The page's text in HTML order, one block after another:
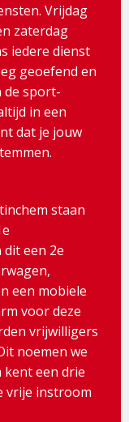
Vrijdag
zaterdag
iedere dienst
geoefend en
de sport-
in een
dat je jouw
staan
een 2e
een mobiele
voor deze
vrijwilligers
noemen we
kent een drie
vrije instroom